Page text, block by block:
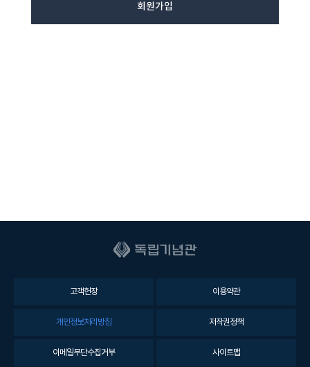
회원가입
고객헌장 이용약관
개인정보처리방침 저작권정책
이메일무단수집거부 사이트맵